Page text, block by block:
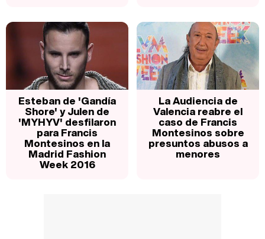
Esteban de 'Gandía
Shore' y Julen de
'MYHYV' desfilaron
para Francis
Montesinos en la
Madrid Fashion
Week 2016
La Audiencia de
Valencia reabre el
caso de Francis
Montesinos sobre
presuntos abusos a
menores